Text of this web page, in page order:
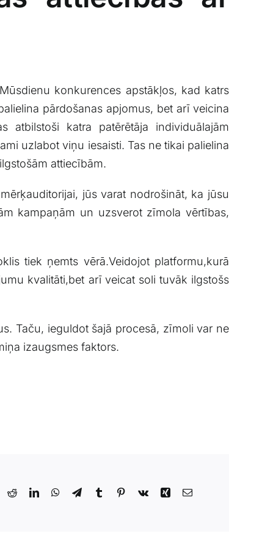
konkurences apstākļos, kad ⁣katrs​
pārdošanas apjomus,​ bet ​arī veicina
⁤atbilstoši ⁤katra patērētāja individuālajām
uzlabot viņu iesaisti. Tas ne tikai palielina
‍attiecībām.
jūs ‌varat nodrošināt,⁤ ka jūsu
kampaņām un uzsverot​ zīmola‍ vērtības,
tiek ​ņemts vērā.Veidojot​ platformu,kurā
⁣kvalitāti,bet arī veicat soli tuvāk ilgstošs
Taču,​ ieguldot šajā procesā, zīmoli var ne⁢
izaugsmes faktors.